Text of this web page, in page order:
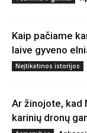
Kaip pačiame
laive gyveno
Neįtikėtinos istorijos
Ar žinojote, kad
karinių dronų